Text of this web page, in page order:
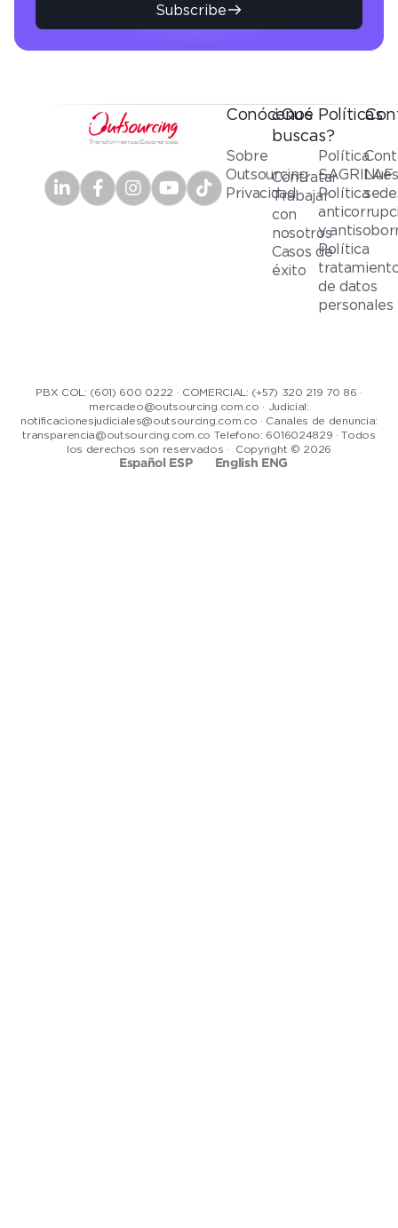
Subscribe
Conócenos
Sobre
Outsourcing
Privacidad
¿Qué
buscas?
Contratar
Trabajar
con
nosotros
Casos de
éxito
Políticas
Política
SAGRILAF
Política
y
Política
de datos
personales
PBX COL: (601) 600 0222 · COMERCIAL: (+57) 320 219 70 86 ·
mercadeo@outsourcing.com.co · Judicial:
notificacionesjudiciales@outsourcing.com.co · Canales de denuncia:
transparencia@outsourcing.com.co Telefono: 6016024829 · Todos
los derechos son reservados · Copyright © 2026
Español ESP English ENG